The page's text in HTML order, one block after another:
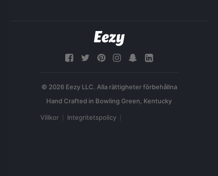
© 2026 Eezy LLC. Alla rättigheter förbehållna
Villkor Integritetspolicy